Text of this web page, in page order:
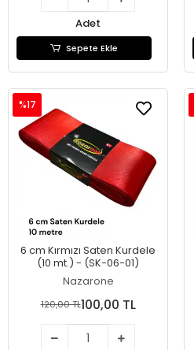
Adet
Sepete Ekle
6 cm Kırmızı Saten Kurdele
(10 mt.) - (SK-06-01)
Nazarone
%17
120,00 TL100,00 TL